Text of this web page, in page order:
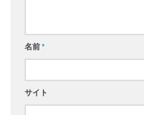
名前*
サイト